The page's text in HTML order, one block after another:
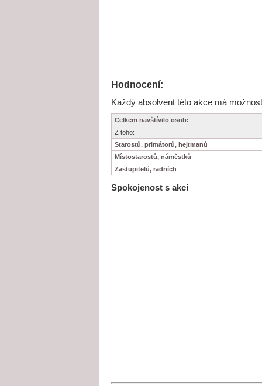
Hodnocení:
Každý absolvent této akce má
Celkem navštívilo osob:
Z toho:
Starostů, primátorů, hejtmanů
Místostarostů, náměstků
Zastupitelů, radních
Spokojenost s akcí